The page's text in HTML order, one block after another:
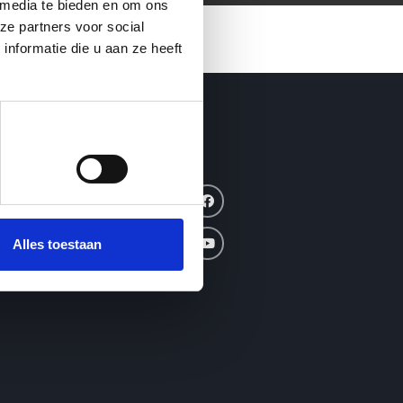
te bieden en om ons
partners voor social
die u aan ze heeft
Alles toestaan